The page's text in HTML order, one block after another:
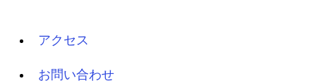
アクセス
お問い合わせ